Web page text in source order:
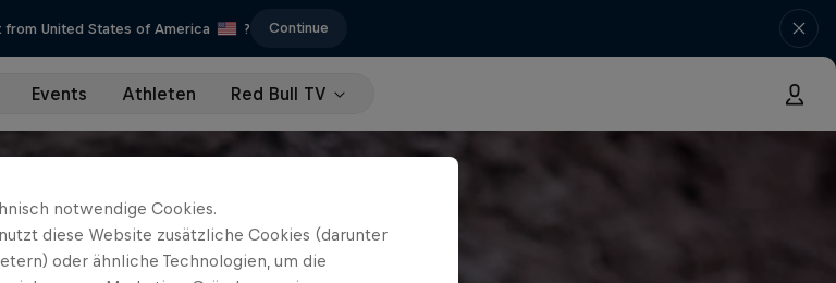
United States of America ? Continue
Events Athleten Red Bull TV
notwendige Cookies.
diese Website zusätzliche Cookies (darunter
oder ähnliche Technologien, um die